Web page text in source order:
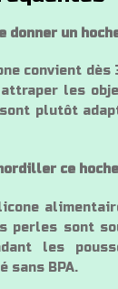
donner un
convient dès
attraper les
plutôt
ce
perles sont
les
sans BPA.